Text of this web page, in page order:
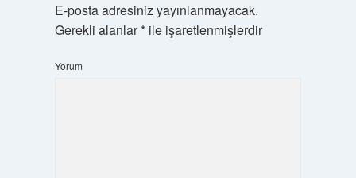
E-posta adresiniz yayınlanmayacak.
Gerekli alanlar*ile işaretlenmişlerdir
Yorum